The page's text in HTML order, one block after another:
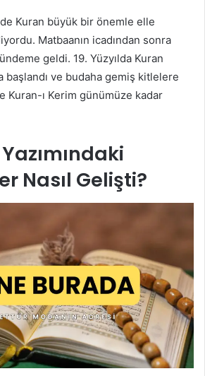
Kuran büyük bir önemle elle
Matbaanın icadından sonra
geldi. 19. Yüzyılda Kuran
başlandı ve budaha gemiş kitlelere
Kuran-ı Kerim günümüze kadar
Nasıl Gelişti?